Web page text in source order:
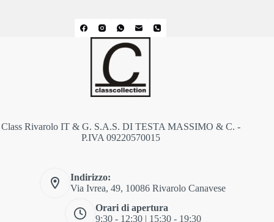
Class Rivarolo IT & G. S.A.S. DI TESTA MASSIMO & C. -
P.IVA 09220570015
Indirizzo:
Via Ivrea, 49, 10086 Rivarolo Canavese
Orari di apertura
9:30 - 12:30 | 15:30 - 19:30